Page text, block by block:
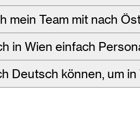
mein Team mit nach
in Wien einfach
Deutsch können, um